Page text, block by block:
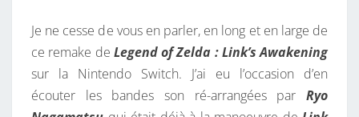
Y
A
B
L
A
I
R
E
Je ne cesse de vous en parler, en long et en large de
ce remake de Legend of Zelda : Link’s Awakening
sur la Nintendo Switch. J’ai eu l’occasion d’en
écouter les bandes son ré-arrangées par Ryo